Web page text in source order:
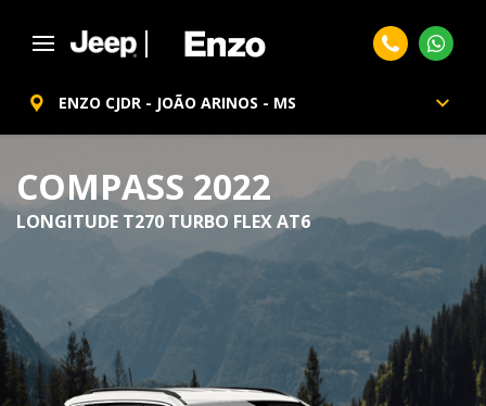
ENZO CJDR - JOÃO ARINOS - MS
COMPASS 2022
LONGITUDE T270 TURBO FLEX AT6